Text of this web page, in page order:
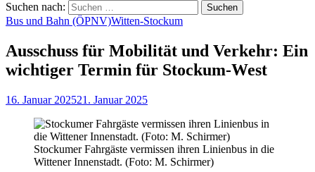
Suchen nach:
Bus und Bahn (ÖPNV)Witten-Stockum
Ausschuss für Mobilität und Verkehr: Ein
wichtiger Termin für Stockum-West
16. Januar 202521. Januar 2025
Stockumer Fahrgäste vermissen ihren Linienbus in die
Wittener Innenstadt. (Foto: M. Schirmer)